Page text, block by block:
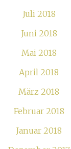
Juli 2018
Juni 2018
Mai 2018
April 2018
März 2018
Februar 2018
Januar 2018